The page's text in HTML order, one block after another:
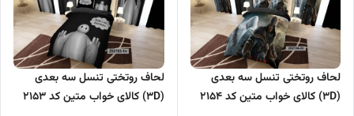
لحاف روتختی تنسل سه بعدی
(3D) کالای خواب متین کد 2154
لحاف روتختی تنسل سه بعدی
(3D) کالای خواب متین کد 2153